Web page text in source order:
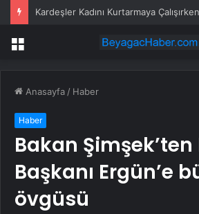
Kardeşler Kadını Kurtarmaya Çalışırken
Menü
Anasayfa / Haber
Haber
Bakan
Başkanı Ergün’e
övgüsü